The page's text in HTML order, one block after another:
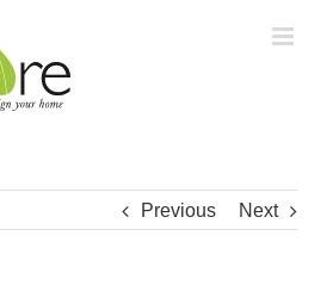
Previous Next